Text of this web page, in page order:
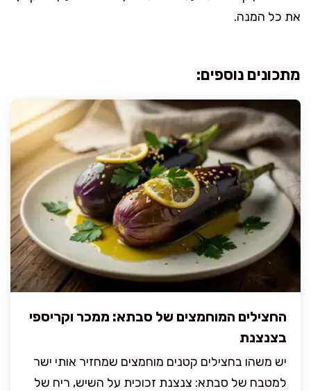
את כל המנה.
מתכונים נוספים:
החצילים המוחמצים של סבתא: ממכר וקריספי
בצנצנת
יש משהו בחצילים קטנים מוחמצים שמחזיר אותי ישר
למטבח של סבתא: צנצנת זכוכית על השיש, ריח של